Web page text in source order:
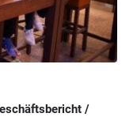
/